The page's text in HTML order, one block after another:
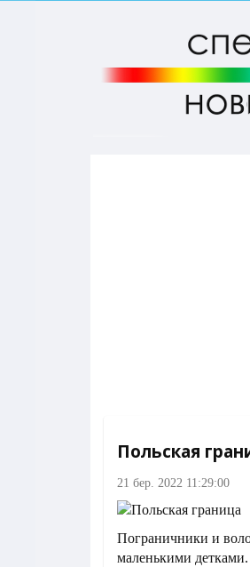
Польская
21 бер. 2022 11:29:00
Пограничники и
маленькими детками.